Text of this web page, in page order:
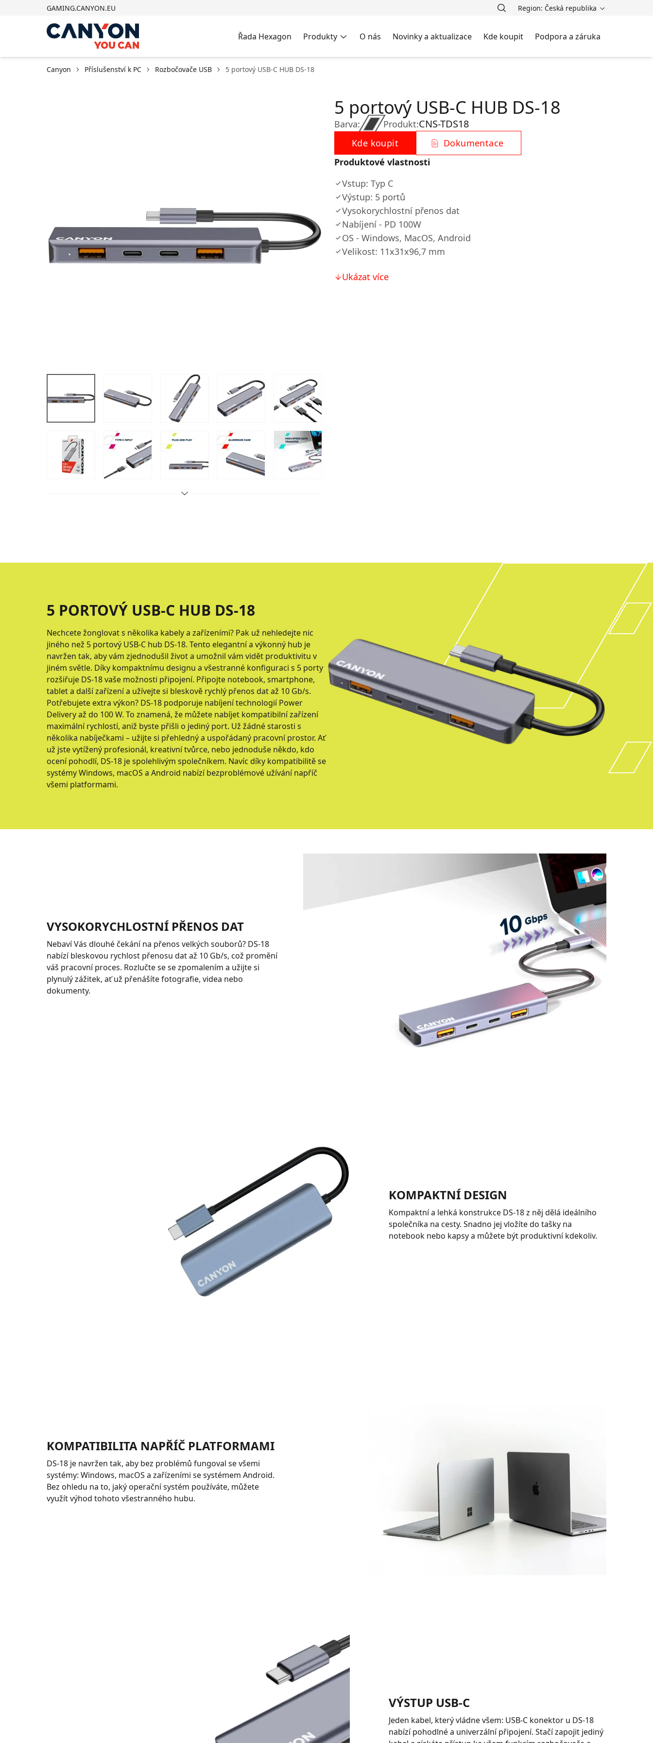
GAMING.CANYON.EU Region: Česká republika
Řada Hexagon Produkty O nás Novinky a aktualizace Kde koupit Podpora a záruka
Canyon Příslušenství k PC Rozbočovače USB 5 portový USB-C HUB DS-18
Barva:
5 portový USB-C HUB DS-18
Produkt:CNS-TDS18
Kde koupit
Dokumentace
Produktové vlastnosti
Vstup: Typ C
Výstup: 5 portů
Vysokorychlostní přenos dat
Nabíjení - PD 100W
OS - Windows, MacOS, Android
Velikost: 11x31x96,7 mm
Ukázat více
5 PORTOVÝ USB-C HUB DS-18
Nechcete žonglovat s několika kabely a zařízeními? Pak už nehledejte nic
jiného než 5 portový USB-C hub DS-18. Tento elegantní a výkonný hub je
navržen tak, aby vám zjednodušil život a umožnil vám vidět produktivitu v
jiném světle. Díky kompaktnímu designu a všestranné konfiguraci s 5 porty
rozšiřuje DS-18 vaše možnosti připojení. Připojte notebook, smartphone,
tablet a další zařízení a užívejte si bleskově rychlý přenos dat až 10 Gb/s.
Potřebujete extra výkon? DS-18 podporuje nabíjení technologií Power
Delivery až do 100 W. To znamená, že můžete nabíjet kompatibilní zařízení
maximální rychlostí, aniž byste přišli o jediný port. Už žádné starosti s
několika nabíječkami – užijte si přehledný a uspořádaný pracovní prostor. Ať
už jste vytížený profesionál, kreativní tvůrce, nebo jednoduše někdo, kdo
ocení pohodlí, DS-18 je spolehlivým společníkem. Navíc díky kompatibilitě se
systémy Windows, macOS a Android nabízí bezproblémové užívání napříč
všemi platformami.
VYSOKORYCHLOSTNÍ PŘENOS DAT
Nebaví Vás dlouhé čekání na přenos velkých souborů? DS-18
nabízí bleskovou rychlost přenosu dat až 10 Gb/s, což promění
váš pracovní proces. Rozlučte se se zpomalením a užijte si
plynulý zážitek, ať už přenášíte fotografie, videa nebo
dokumenty.
KOMPAKTNÍ DESIGN
Kompaktní a lehká konstrukce DS-18 z něj dělá ideálního
společníka na cesty. Snadno jej vložíte do tašky na
notebook nebo kapsy a můžete být produktivní kdekoliv.
KOMPATIBILITA NAPŘÍČ PLATFORMAMI
DS-18 je navržen tak, aby bez problémů fungoval se všemi
systémy: Windows, macOS a zařízeními se systémem Android.
Bez ohledu na to, jaký operační systém používáte, můžete
využít výhod tohoto všestranného hubu.
VÝSTUP USB-C
Jeden kabel, který vládne všem: USB-C konektor u DS-18
nabízí pohodlné a univerzální připojení. Stačí zapojit jediný